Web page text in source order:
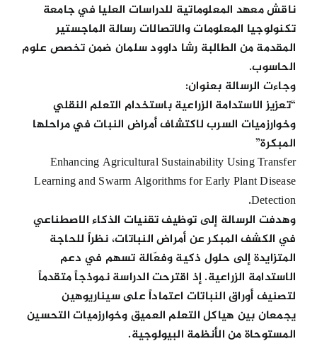
ناقش معهد المعلوماتية للدراسات العليا في جامعة
تكنولوجيا المعلومات والاتصالات رسالة الماجستير
المقدمة من الطالبة رشا داوود سلمان ضمن تخصص علوم
الحاسوب.
وجاءت الرسالة بعنوان:
“تعزيز الاستدامة الزراعية باستخدام التعلم النقلي
وخوارزميات السرب لاكتشاف أمراض النبات في مراحلها
المبكرة”
Enhancing Agricultural Sustainability Using Transfer
Learning and Swarm Algorithms for Early Plant Disease
Detection.
وهدفت الرسالة إلى توظيف تقنيات الذكاء الاصطناعي
في الكشف المبكر عن أمراض النباتات، نظراً للحاجة
المتزايدة إلى حلول ذكية وفعّالة تسهم في دعم
الاستدامة الزراعية. إذ اقترحت الدراسة نموذجاً متقدماً
لتصنيف أوراق النباتات اعتماداً على سيناريوهين
يجمعان بين هياكل التعلم العميق وخوارزميات التحسين
المستوحاة من الأنظمة البيولوجية.